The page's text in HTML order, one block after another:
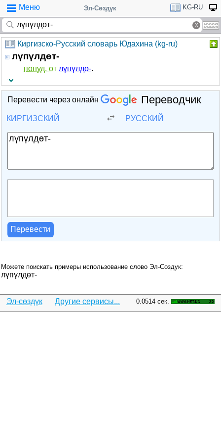
Меню Эл-Сөздүк KG-RU
Киргизско-Русский словарь Юдахина (kg-ru)
лүпүлдөт-
понуд. от лүпүлдө-.
Перевести через онлайн Переводчик
КИРГИЗСКИЙ РУССКИЙ
Перевести
Можете поискать примеры использование слово Эл-Создук:
лүпүлдөт-
Эл-сөздүк Другие сервисы... 0.0514 сек.